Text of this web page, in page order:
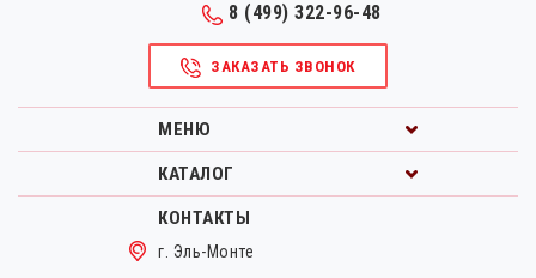
8 (499) 322-96-48
ЗАКАЗАТЬ ЗВОНОК
МЕНЮ
КАТАЛОГ
КОНТАКТЫ
г. Эль-Монте